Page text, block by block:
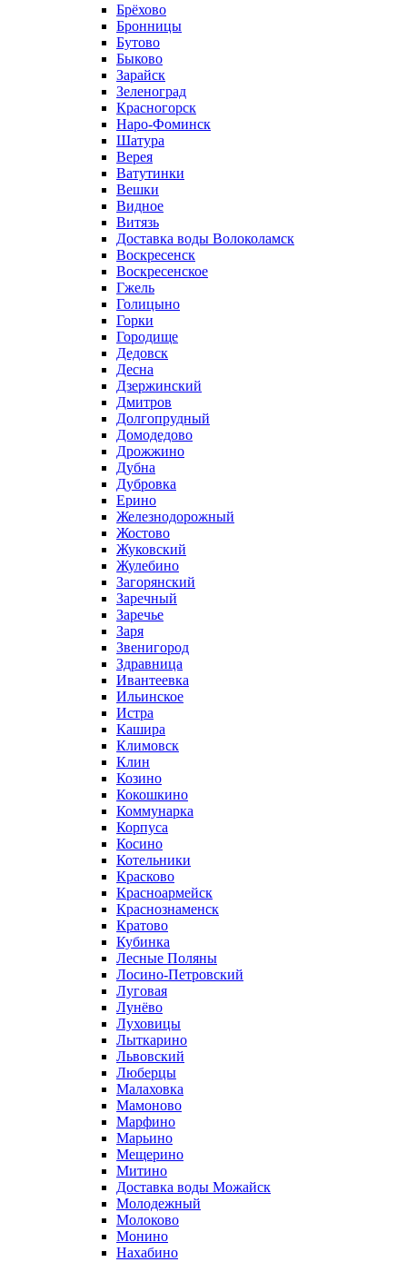
Брёхово
Бронницы
Бутово
Быково
Зарайск
Зеленоград
Красногорск
Наро-Фоминск
Шатура
Верея
Ватутинки
Вешки
Видное
Витязь
Доставка воды Волоколамск
Воскресенск
Воскресенское
Гжель
Голицыно
Горки
Городище
Дедовск
Десна
Дзержинский
Дмитров
Долгопрудный
Домодедово
Дрожжино
Дубна
Дубровка
Ерино
Железнодорожный
Жостово
Жуковский
Жулебино
Загорянский
Заречный
Заречье
Заря
Звенигород
Здравница
Ивантеевка
Ильинское
Истра
Кашира
Климовск
Клин
Козино
Кокошкино
Коммунарка
Корпуса
Косино
Котельники
Красково
Красноармейск
Краснознаменск
Кратово
Кубинка
Лесные Поляны
Лосино-Петровский
Луговая
Лунёво
Луховицы
Лыткарино
Львовский
Люберцы
Малаховка
Мамоново
Марфино
Марьино
Мещерино
Митино
Доставка воды Можайск
Молодежный
Молоково
Монино
Нахабино